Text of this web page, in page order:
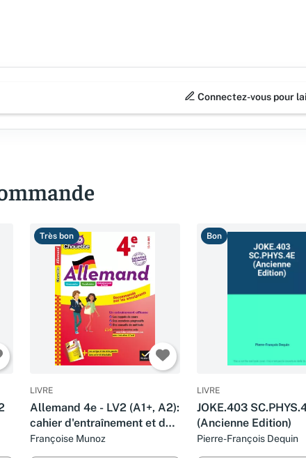
Connectez-vous pour
Très bon
LIVRE
Allemand 4e - LV2 (A1+, A2):
cahier d'entraînement et de
révision
Françoise Munoz
Bon
LIVRE
JOKE.403
(Ancienne Edition)
Pierre-François Dequin